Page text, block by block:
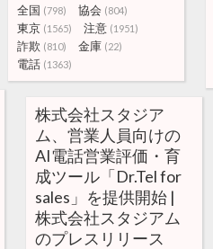
全国 (798) 協会 (804)
東京 (1565) 注意 (1951)
詐欺 (810) 金庫 (22)
電話 (1363)
株式会社スタジア
ム、営業人員向けの
AI電話営業評価・育
成ツール「Dr.Tel for
sales」を提供開始 |
株式会社スタジアム
のプレスリリース